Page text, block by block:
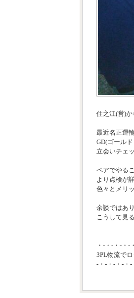
住之江(営)か
最近名正運
GD(ゴール
立会いチェ
ペアでやる
より点検が
色々とメリ
余談ではあ
こうして見
・-・-・-・-
3PL物流で
-・-・-・-・-